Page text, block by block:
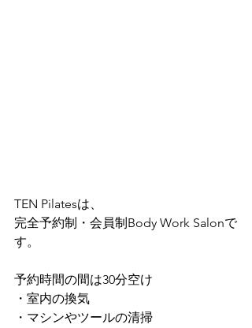
TEN Pilatesは、
完全予約制・会員制Body Work Salonで
す。
予約時間の間は30分空け
・室内の換気
・マシンやツールの清掃